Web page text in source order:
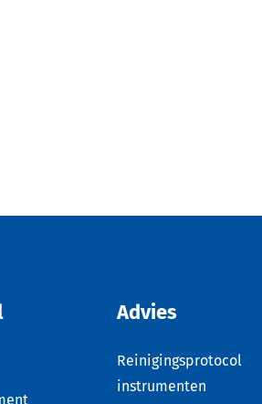
Advies
Reinigingsprotocol
instrumenten